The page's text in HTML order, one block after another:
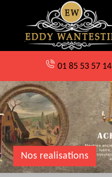
01 85 53 57 14
Nos realisations